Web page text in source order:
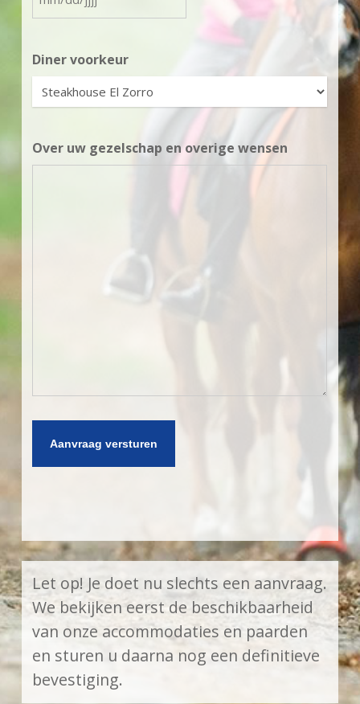
MM
DD
slash
JJJJ
Diner voorkeur
Over uw gezelschap en overige wensen
Let op! Je doet nu slechts een aanvraag.
We bekijken eerst de beschikbaarheid
van onze accommodaties en paarden
en sturen u daarna nog een definitieve
bevestiging.